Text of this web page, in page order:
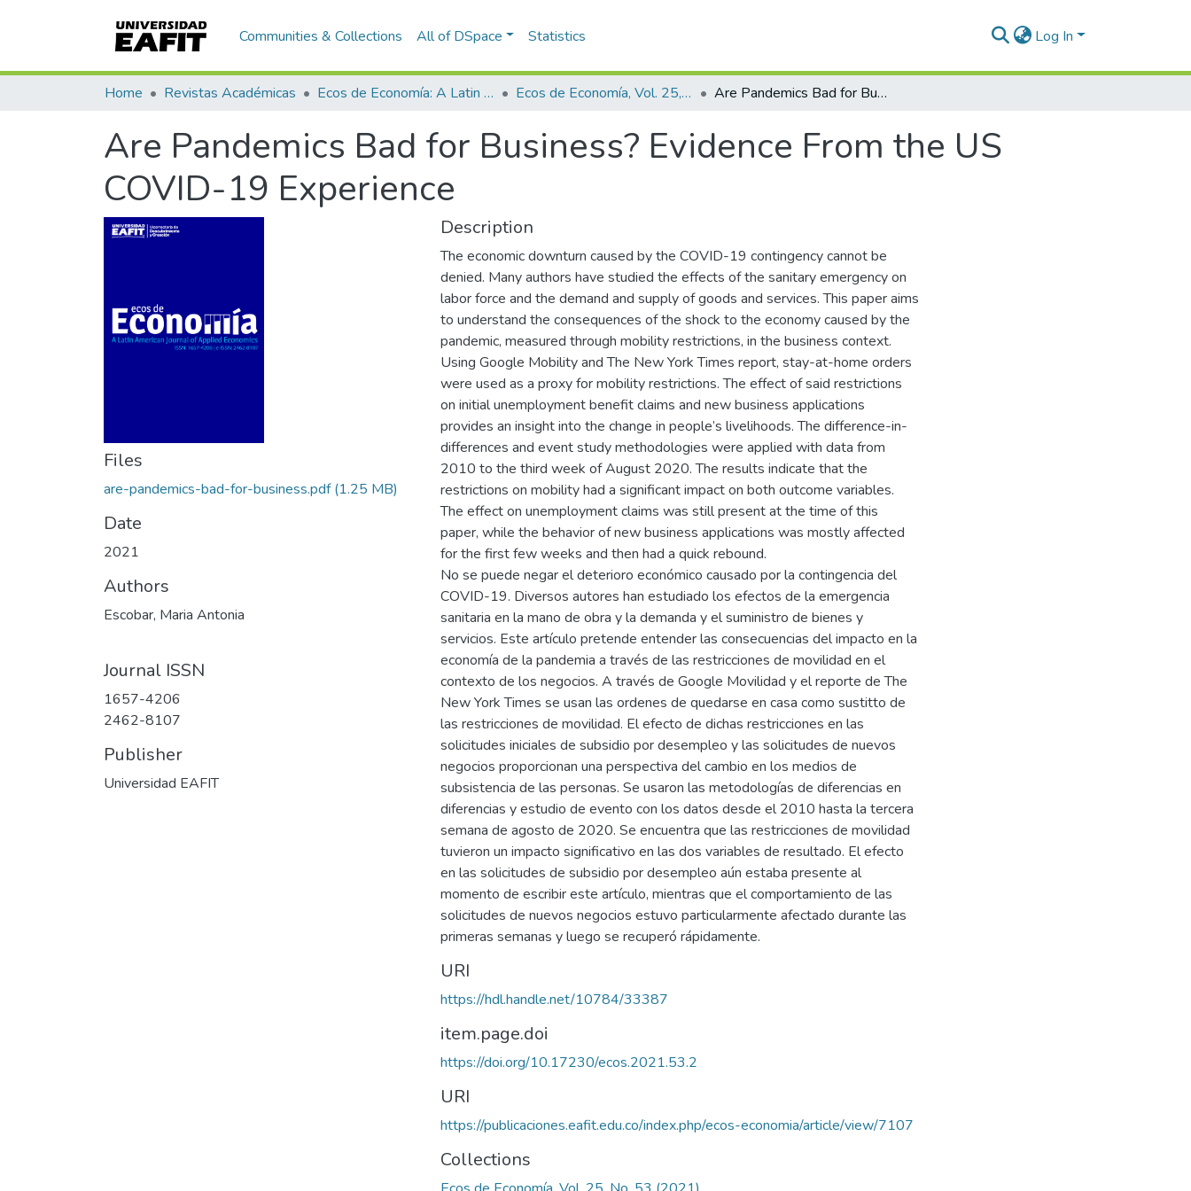
Communities & Collections All of DSpace Statistics Log In
Home Revistas Académicas Ecos de Economía: A Latin American Journal of Applied Economics Ecos de Economía, Vol. 25, No. 53 (2021) Are Pandemics Bad for Business? Evidence From the US COVID-19 Experience
Are Pandemics Bad for Business? Evidence From the US
COVID-19 Experience
Files
are-pandemics-bad-for-business.pdf(1.25 MB)
Date
2021
Authors
Escobar, Maria Antonia
Journal ISSN
1657-4206
2462-8107
Publisher
Universidad EAFIT
Description
The economic downturn caused by the COVID-19 contingency cannot be
denied. Many authors have studied the effects of the sanitary emergency on
labor force and the demand and supply of goods and services. This paper aims
to understand the consequences of the shock to the economy caused by the
pandemic, measured through mobility restrictions, in the business context.
Using Google Mobility and The New York Times report, stay-at-home orders
were used as a proxy for mobility restrictions. The effect of said restrictions
on initial unemployment benefit claims and new business applications
provides an insight into the change in people’s livelihoods. The difference-in-
differences and event study methodologies were applied with data from
2010 to the third week of August 2020. The results indicate that the
restrictions on mobility had a significant impact on both outcome variables.
The effect on unemployment claims was still present at the time of this
paper, while the behavior of new business applications was mostly affected
for the first few weeks and then had a quick rebound.
No se puede negar el deterioro económico causado por la contingencia del
COVID-19. Diversos autores han estudiado los efectos de la emergencia
sanitaria en la mano de obra y la demanda y el suministro de bienes y
servicios. Este artículo pretende entender las consecuencias del impacto en la
economía de la pandemia a través de las restricciones de movilidad en el
contexto de los negocios. A través de Google Movilidad y el reporte de The
New York Times se usan las ordenes de quedarse en casa como sustitto de
las restricciones de movilidad. El efecto de dichas restricciones en las
solicitudes iniciales de subsidio por desempleo y las solicitudes de nuevos
negocios proporcionan una perspectiva del cambio en los medios de
subsistencia de las personas. Se usaron las metodologías de diferencias en
diferencias y estudio de evento con los datos desde el 2010 hasta la tercera
semana de agosto de 2020. Se encuentra que las restricciones de movilidad
tuvieron un impacto significativo en las dos variables de resultado. El efecto
en las solicitudes de subsidio por desempleo aún estaba presente al
momento de escribir este artículo, mientras que el comportamiento de las
solicitudes de nuevos negocios estuvo particularmente afectado durante las
primeras semanas y luego se recuperó rápidamente.
URI
https://hdl.handle.net/10784/33387
item.page.doi
https://doi.org/10.17230/ecos.2021.53.2
URI
https://publicaciones.eafit.edu.co/index.php/ecos-economia/article/view/7107
Collections